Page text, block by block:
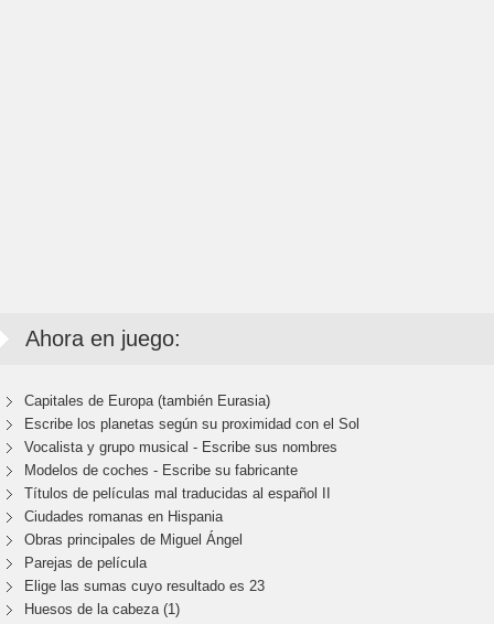
Ahora en juego:
Capitales de Europa (también Eurasia)
Escribe los planetas según su proximidad con el Sol
Vocalista y grupo musical - Escribe sus nombres
Modelos de coches - Escribe su fabricante
Títulos de películas mal traducidas al español II
Ciudades romanas en Hispania
Obras principales de Miguel Ángel
Parejas de película
Elige las sumas cuyo resultado es 23
Huesos de la cabeza (1)